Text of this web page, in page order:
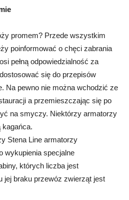
promem? Przede wszystkim
poinformować o chęci zabrania
pełną odpowiedzialność za
się do przepisów
Na pewno nie można wchodzić ze
a przemieszczając się po
na smyczy. Niektórzy armatorzy
kagańca.
Stena Line armatorzy
wykupienia specjalne
których liczba jest
jej braku przewóz zwierząt jest